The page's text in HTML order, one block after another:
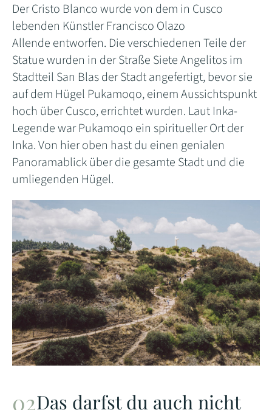
Der Cristo Blanco wurde von dem in Cusco
lebenden Künstler Francisco Olazo
Allende entworfen. Die verschiedenen Teile der
Statue wurden in der Straße Siete Angelitos im
Stadtteil San Blas der Stadt angefertigt, bevor sie
auf dem Hügel Pukamoqo, einem Aussichtspunkt
hoch über Cusco, errichtet wurden. Laut Inka-
Legende war Pukamoqo ein spiritueller Ort der
Inka. Von hier oben hast du einen genialen
Panoramablick über die gesamte Stadt und die
umliegenden Hügel.
Das darfst du auch nicht